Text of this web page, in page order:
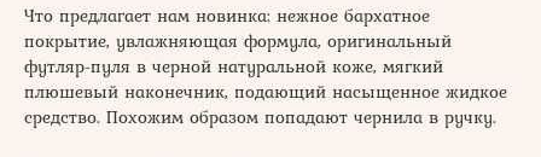
Что предлагает нам новинка: нежное бархатное
покрытие, увлажняющая формула, оригинальный
футляр-пуля в черной натуральной коже, мягкий
плюшевый наконечник, подающий насыщенное жидкое
средство. Похожим образом попадают чернила в ручку.